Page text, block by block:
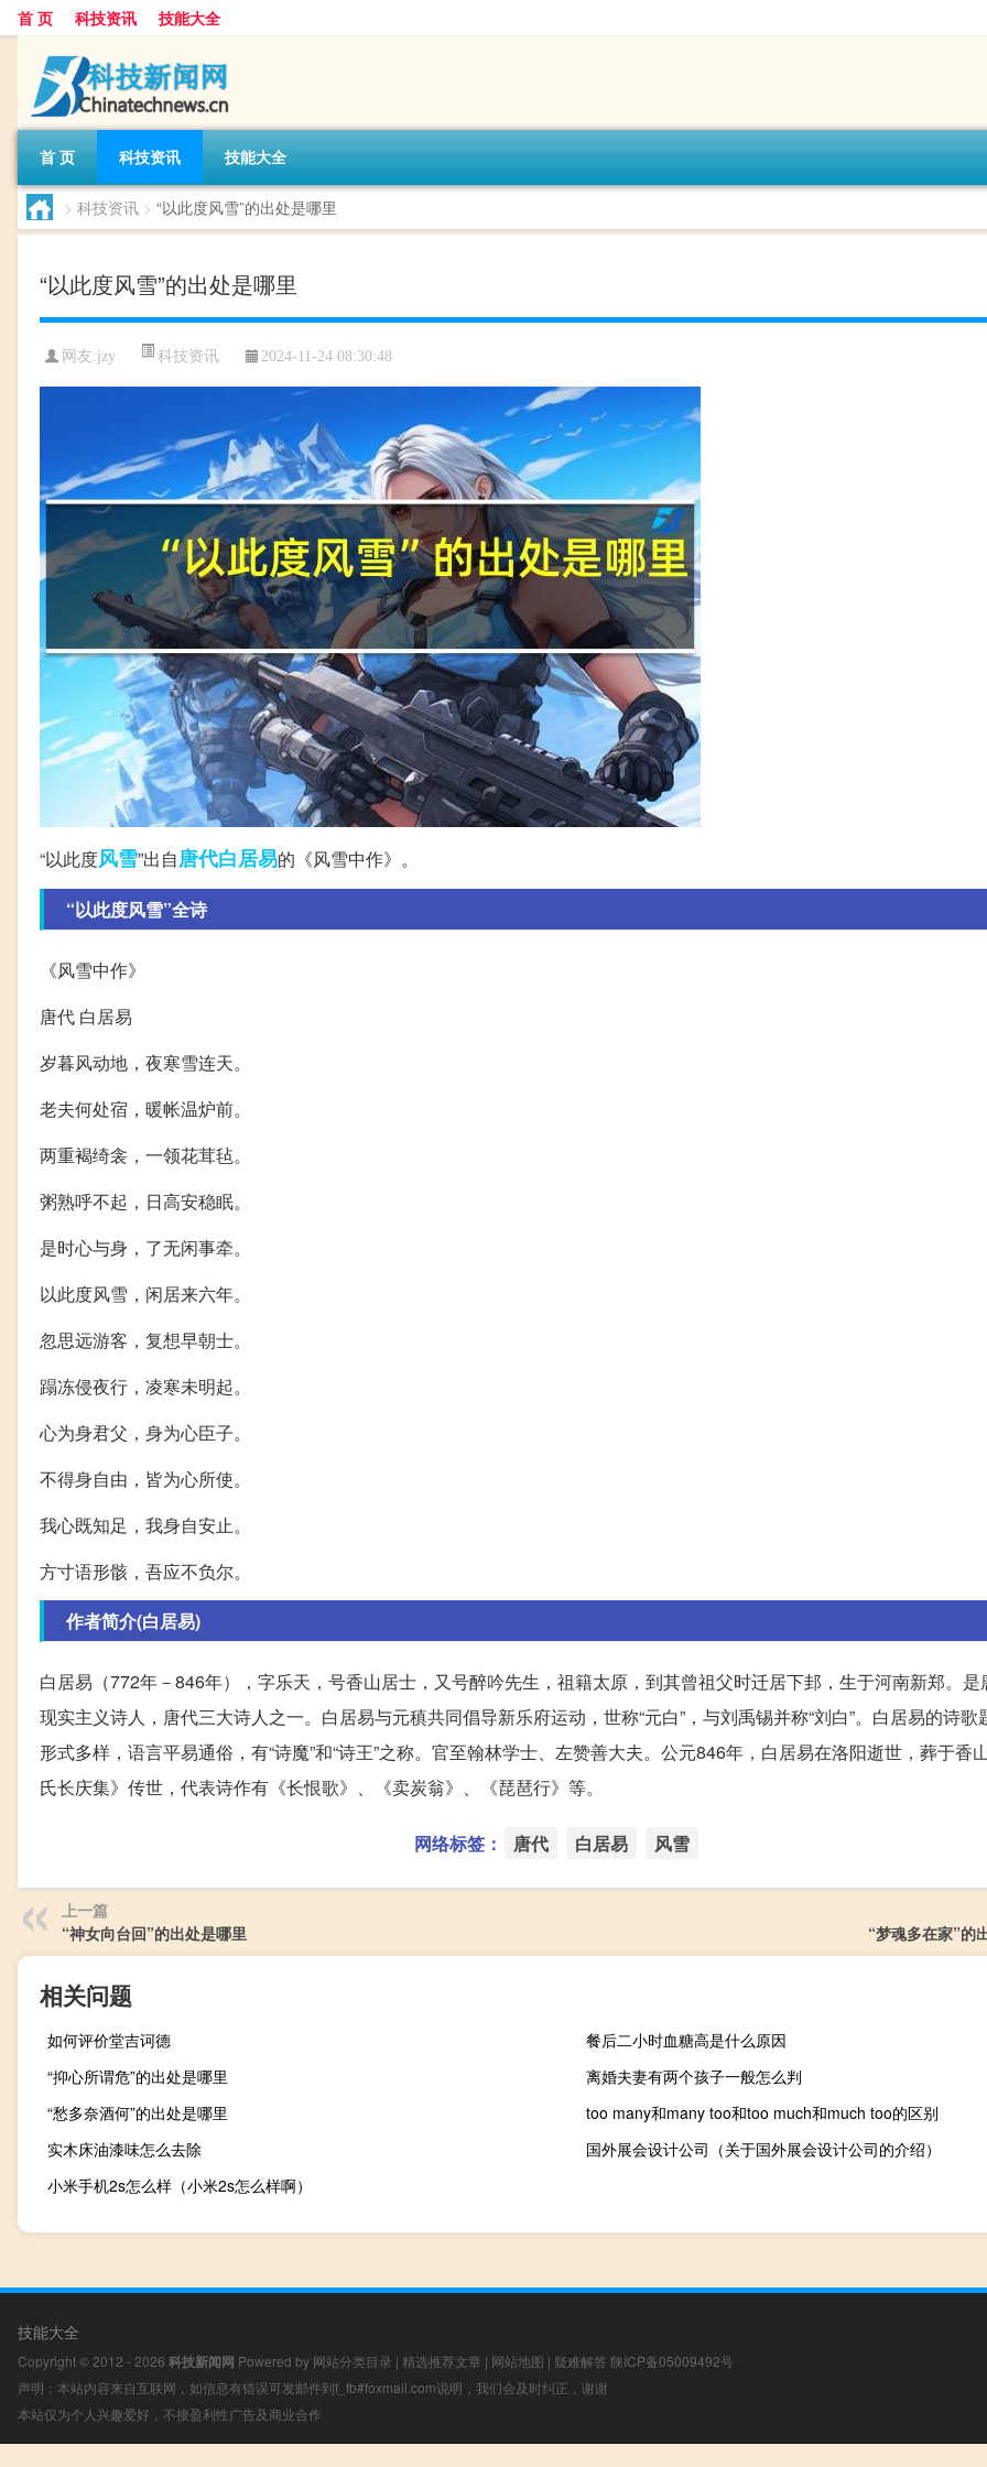
首 页 科技资讯 技能大全
首 页 科技资讯 技能大全
> 科技资讯 > “以此度风雪”的出处是哪里
“以此度风雪”的出处是哪里
网友:jzy 科技资讯 2024-11-24 08:30:48
“以此度风雪”出自唐代白居易的《风雪中作》。
“以此度风雪”全诗
《风雪中作》
唐代 白居易
岁暮风动地，夜寒雪连天。
老夫何处宿，暖帐温炉前。
两重褐绮衾，一领花茸毡。
粥熟呼不起，日高安稳眠。
是时心与身，了无闲事牵。
以此度风雪，闲居来六年。
忽思远游客，复想早朝士。
蹋冻侵夜行，凌寒未明起。
心为身君父，身为心臣子。
不得身自由，皆为心所使。
我心既知足，我身自安止。
方寸语形骸，吾应不负尔。
作者简介(白居易)
白居易（772年－846年），字乐天，号香山居士，又号醉吟先生，祖籍太原，到其曾祖父时迁居下邽，生于河南新郑。是
现实主义诗人，唐代三大诗人之一。白居易与元稹共同倡导新乐府运动，世称“元白”，与刘禹锡并称“刘白”。白居易的诗歌
形式多样，语言平易通俗，有“诗魔”和“诗王”之称。官至翰林学士、左赞善大夫。公元846年，白居易在洛阳逝世，葬于香
氏长庆集》传世，代表诗作有《长恨歌》、《卖炭翁》、《琵琶行》等。
网络标签： 唐代 白居易 风雪
上一篇
“神女向台回”的出处是哪里
“梦魂多在家”的
相关问题
如何评价堂吉诃德
餐后二小时血糖高是什么原因
“抑心所谓危”的出处是哪里
离婚夫妻有两个孩子一般怎么判
“愁多奈酒何”的出处是哪里
too many和many too和too much和much too的区别
实木床油漆味怎么去除
国外展会设计公司（关于国外展会设计公司的介绍）
小米手机2s怎么样（小米2s怎么样啊）
技能大全
Copyright © 2012 - 2026 科技新闻网 Powered by 网站分类目录 | 精选推荐文章 | 网站地图 | 疑难解答 陕ICP备05009492号
声明：本站内容来自互联网，如信息有错误可发邮件到f_fb#foxmail.com说明，我们会及时纠正，谢谢
本站仅为个人兴趣爱好，不接盈利性广告及商业合作